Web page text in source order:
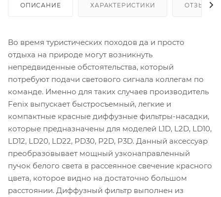
ОПИСАНИЕ ХАРАКТЕРИСТИКИ ОТЗЫВЫ
Во время туристических походов да и просто
отдыха на природе могут возникнуть
непредвиденные обстоятельства, который
потребуют подачи светового сигнала коллегам по
команде. Именно для таких случаев производитель
Fenix выпускает быстросъемный, легкие и
компактные красные диффузные фильтры-насадки,
которые предназначены для моделей L1D, L2D, LD10,
LD12, LD20, LD22, PD30, P2D, P3D. Данный аксессуар
преобразовывает мощный узконаправленный
пучок белого света в рассеянное свечение красного
цвета, которое видно на достаточно большом
расстоянии. Диффузный фильтр выполнен из